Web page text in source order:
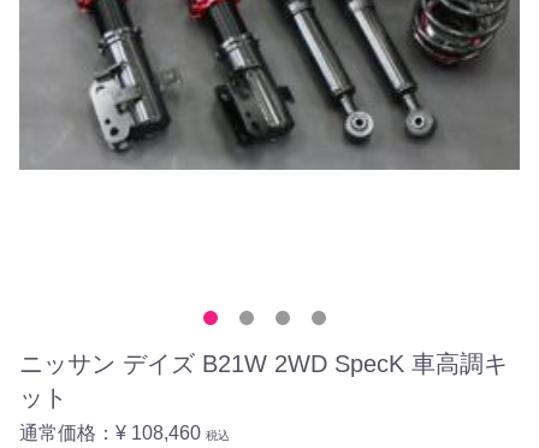
ニッサン デイズ B21W 2WD SpecK 車高調キ
ット
通常価格： ¥ 108,460 税込